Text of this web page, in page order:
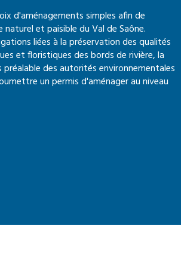
d'aménagements simples afin de
et paisible du Val de Saône.
liées à la préservation des qualités
et floristiques des bords de rivière, la
préalable des autorités environnementales
un permis d'aménager au niveau